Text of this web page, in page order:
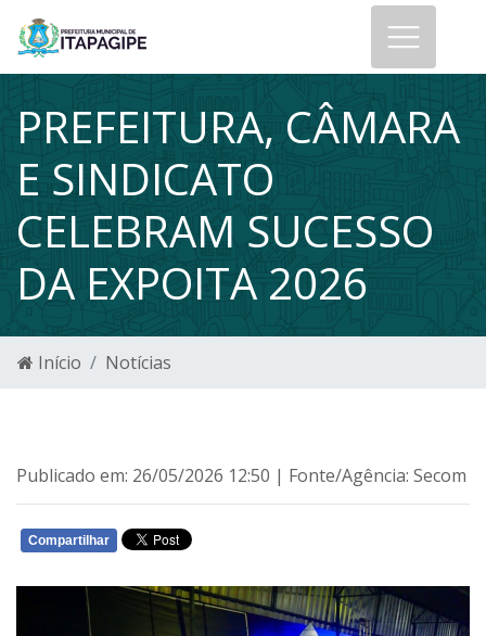
PREFEITURA, CÂMARA
E SINDICATO
CELEBRAM SUCESSO
DA EXPOITA 2026
Início Notícias
Publicado em: 26/05/2026 12:50 | Fonte/Agência: Secom
Compartilhar